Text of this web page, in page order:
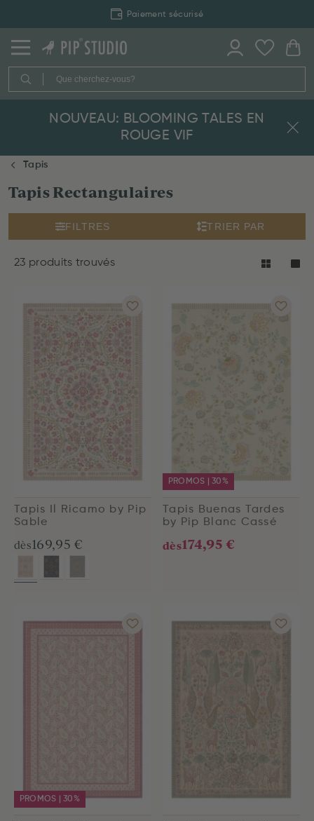
Livraison rapide
NOUVEAU: BLOOMING TALES EN
ROUGE VIF
Tapis
Tapis Rectangulaires
FILTRES TRIER PAR
23 produits trouvés
Tapis Il Ricamo by Pip
Sable
dès169,95 €
PROMOS | 30%
Tapis Buenas Tardes
by Pip Blanc Cassé
dès174,95 €
PROMOS | 30%